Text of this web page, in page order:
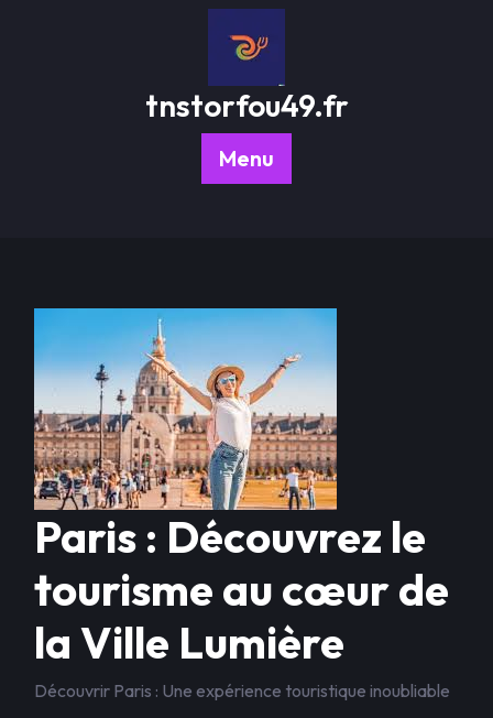
tnstorfou49.fr
Menu
Paris : Découvrez le
tourisme au cœur de
la Ville Lumière
Découvrir Paris : Une expérience touristique inoubliable